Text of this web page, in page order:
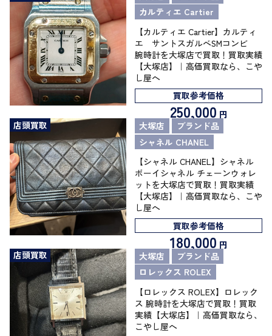
カルティエ Cartier
【カルティエ Cartier】カルティ
エ サントスガルべSMコンビ
腕時計を大塚店で買取！買取実績
【大塚店】｜高価買取なら、こや
し屋へ
買取参考価格
250,000 円
店頭買取
大塚店
ブランド品
シャネル CHANEL
【シャネル CHANEL】シャネル
ボーイシャネル チェーンウォレ
ットを大塚店で買取！買取実績
【大塚店】｜高価買取なら、こや
し屋へ
買取参考価格
180,000 円
店頭買取
大塚店
ブランド品
ロレックス ROLEX
【ロレックス ROLEX】ロレック
ス 腕時計を大塚店で買取！買取
実績【大塚店】｜高価買取なら、
こやし屋へ